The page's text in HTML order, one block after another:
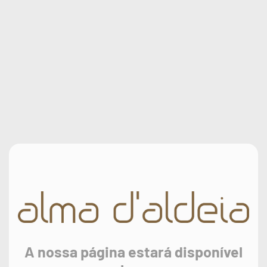
A nossa página estará disponível